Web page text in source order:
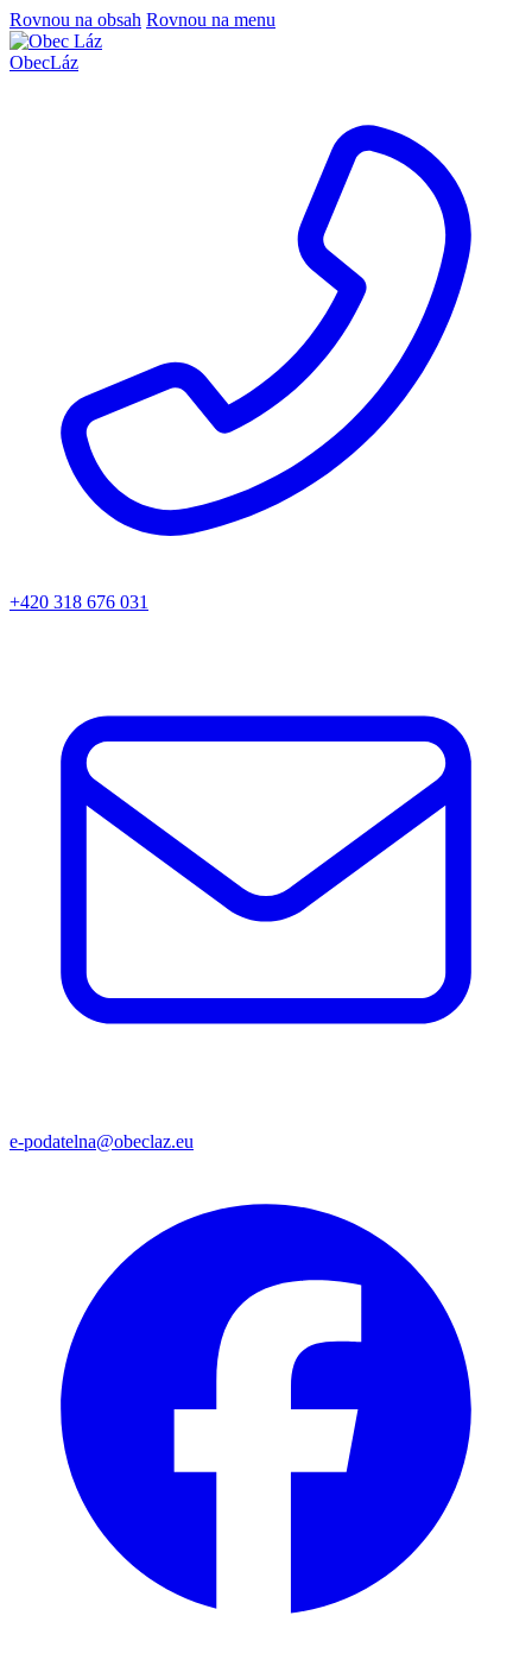
Rovnou na obsah Rovnou na menu
ObecLáz
+420 318 676 031
e-podatelna@obeclaz.eu